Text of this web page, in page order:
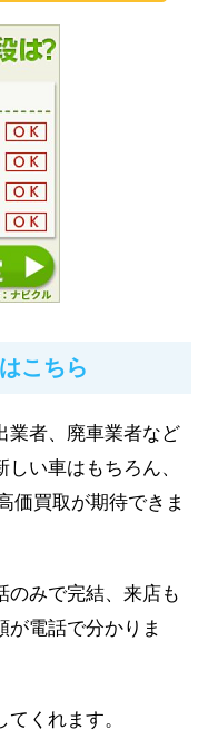
こちら
業者、廃車業者など
い車はもちろん、
価買取が期待できま
のみで完結、来店も
が電話で分かりま
くれます。